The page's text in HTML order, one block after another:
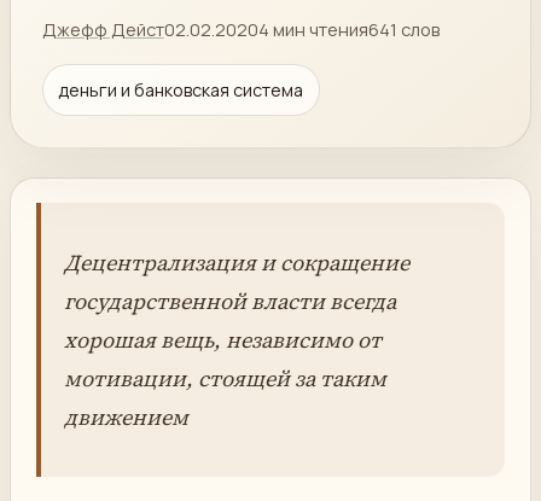
Джефф Дейст02.02.20204 мин чтения641 слов
деньги и банковская система
Децентрализация и сокращение
государственной власти всегда
хорошая вещь, независимо от
мотивации, стоящей за таким
движением